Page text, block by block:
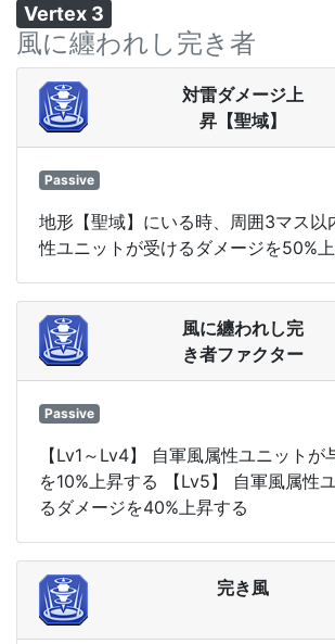
Vertex 3
風に纏われし完き者
対雷ダメージ上
昇【聖域】
Passive
地形【聖域】にいる時、周囲3マス以
性ユニットが受けるダメージを50%
風に纏われし完
き者ファクター
Passive
【Lv1～Lv4】 自軍風属性ユニットが
を10%上昇する 【Lv5】 自軍風属性
るダメージを40%上昇する
完き風